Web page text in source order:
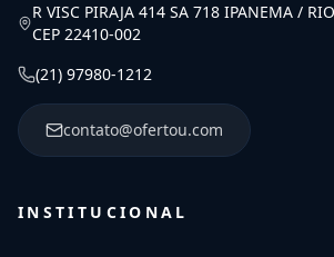
R VISC PIRAJA 414 SA 718 IPANEMA /
CEP 22410-002
(21) 97980-1212
contato@ofertou.com
INSTITUCIONAL